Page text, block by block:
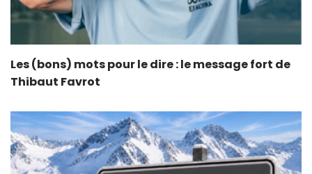
Les (bons) mots pour le dire : le message fort de
Thibaut Favrot